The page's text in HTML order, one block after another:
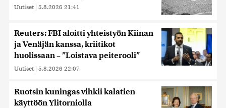
Uutiset | 5.8.2026 21:41
Reuters: FBI aloitti yhteistyön Kiinan
ja Venäjän kanssa, kriitikot
huolissaan – ”Loistava peiterooli”
Uutiset | 5.8.2026 22:07
Ruotsin kuningas vihkii kalatien
käyttöön Ylitorniolla